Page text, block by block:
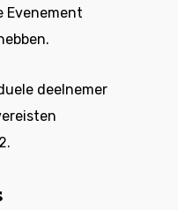
Evenement
deelnemer